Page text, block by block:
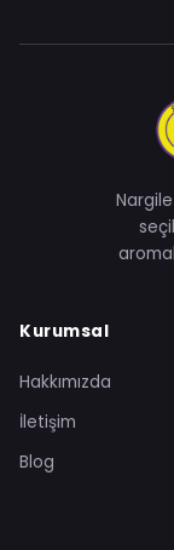
Kurumsal
Hakkımızda
İletişim
Blog